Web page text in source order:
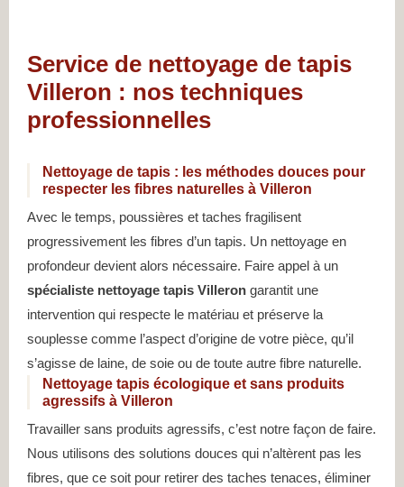
Service de nettoyage de tapis
Villeron : nos techniques
professionnelles
Nettoyage de tapis : les méthodes douces pour
respecter les fibres naturelles à Villeron
Avec le temps, poussières et taches fragilisent
progressivement les fibres d’un tapis. Un nettoyage en
profondeur devient alors nécessaire. Faire appel à un
spécialiste nettoyage tapis Villeron garantit une
intervention qui respecte le matériau et préserve la
souplesse comme l’aspect d’origine de votre pièce, qu’il
s’agisse de laine, de soie ou de toute autre fibre naturelle.
Nettoyage tapis écologique et sans produits
agressifs à Villeron
Travailler sans produits agressifs, c’est notre façon de faire.
Nous utilisons des solutions douces qui n’altèrent pas les
fibres, que ce soit pour retirer des taches tenaces, éliminer